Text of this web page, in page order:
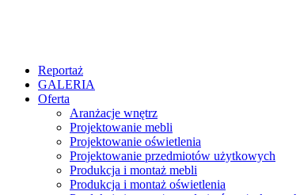
Reportaż
GALERIA
Oferta
Aranżacje wnętrz
Projektowanie mebli
Projektowanie oświetlenia
Projektowanie przedmiotów użytkowych
Produkcja i montaż mebli
Produkcja i montaż oświetlenia